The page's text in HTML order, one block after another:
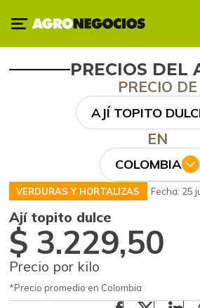
PRECIOS DEL
PRECIO DE
AJÍ TOPITO
EN
COLOMBIA
VERDURAS Y HORTALIZAS Fecha: 25
Ají topito dulce
$ 3.229,50
Precio por kilo
*Precio promedio en Colombia